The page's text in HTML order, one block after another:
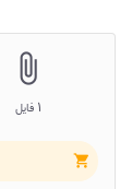
attach_file
۱ فایل
shopping_cart